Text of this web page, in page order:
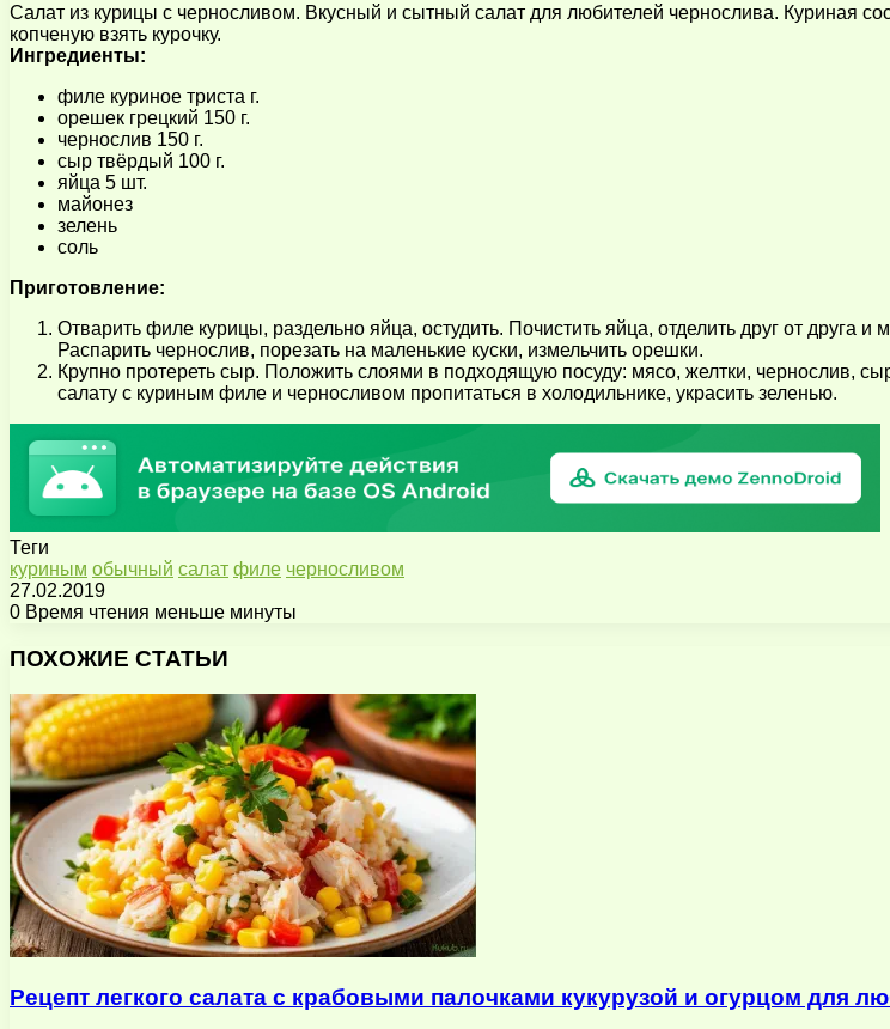
Салат из курицы с черносливом. Вкусный и сытный салат для любителей чернослива. Куриная
копченую взять курочку.
Ингредиенты:
филе куриное триста г.
орешек грецкий 150 г.
чернослив 150 г.
сыр твёрдый 100 г.
яйца 5 шт.
майонез
зелень
соль
Приготовление:
Отварить филе курицы, раздельно яйца, остудить. Почистить яйца, отделить друг от друга
Распарить чернослив, порезать на маленькие куски, измельчить орешки.
Крупно протереть сыр. Положить слоями в подходящую посуду: мясо, желтки, чернослив,
салату с куриным филе и черносливом пропитаться в холодильнике, украсить зеленью.
Теги
куриным обычный салат филе черносливом
27.02.2019
0 Время чтения меньше минуты
через
почту
ПОХОЖИЕ СТАТЬИ
Рецепт легкого салата с крабовыми палочками кукурузой и огурцом для